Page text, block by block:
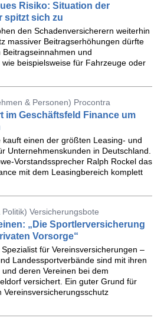
Risiko: Situation der
spitzt sich zu
den Schadenversicherern weiterhin
massiver Beitragserhöhungen dürfte
und
beispielsweise für Fahrzeuge oder
& Personen) Procontra
im Geschäftsfeld Finance um
kauft einen der größten Leasing- und
Unternehmenskunden in Deutschland.
Vorstandssprecher Ralph Rockel das
mit dem Leasingbereich komplett
Versicherungsbote
„Die Sportlerversicherung
Vorsorge“
für Vereinsversicherungen –
Landessportverbände sind mit ihren
deren Vereinen bei dem
versichert. Ein guter Grund für
Vereinsversicherungsschutz